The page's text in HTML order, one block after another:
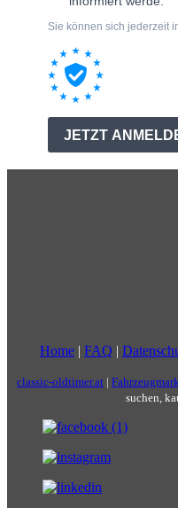
Home | FAQ |
classic-oldtimer.at |
suchen,